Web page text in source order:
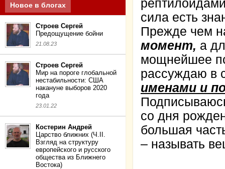
Новое в блогах
Строев Сергей
Предощущение бойни
21.08.23
Строев Сергей
Мир на пороге глобальной
нестабильности: США
накануне выборов 2020
года
23.01.22
Костерин Андрей
Царство ближних (Ч.II.
Взгляд на структуру
европейского и русского
общества из Ближнего
Востока)
сила есть
Прежде чем
момент, а
мощнейшее
рассуждаю в
именами и
со дня
большая
– называть